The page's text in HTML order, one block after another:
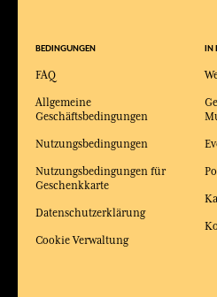
BEDINGUNGEN
FAQ
Allgemeine
Geschäftsbedingungen
Nutzungsbedingungen
Nutzungsbedingungen für
Geschenkkarte
Datenschutzerklärung
Cookie Verwaltung